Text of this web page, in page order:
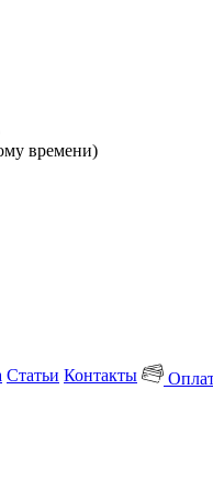
времени)
Статьи Контакты